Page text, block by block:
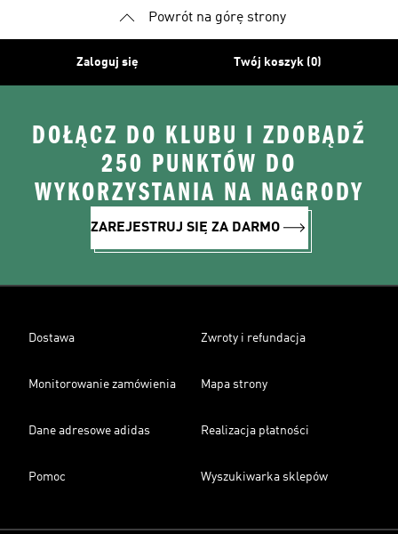
Powrót na górę strony
Zaloguj się Twój koszyk (0)
DOŁĄCZ DO KLUBU I ZDOBĄDŹ
250 PUNKTÓW DO
WYKORZYSTANIA NA NAGRODY
ZAREJESTRUJ SIĘ ZA DARMO
Dostawa Zwroty i refundacja
Monitorowanie zamówienia Mapa strony
Dane adresowe adidas Realizacja płatności
Pomoc Wyszukiwarka sklepów